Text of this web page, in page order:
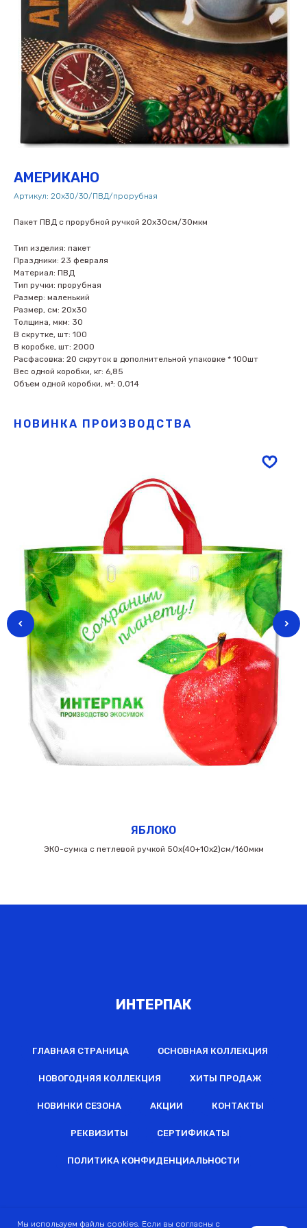
АМЕРИКАНО
Артикул: 20х30/30/ПВД/прорубная
Пакет ПВД с прорубной ручкой 20х30см/30мкм
Тип изделия: пакет
Праздники: 23 февраля
Материал: ПВД
Тип ручки: прорубная
Размер: маленький
Размер, см: 20х30
Толщина, мкм: 30
В скрутке, шт: 100
В коробке, шт: 2000
Расфасовка: 20 скруток в дополнительной упаковке * 100шт
Вес одной коробки, кг: 6,85
Объем одной коробки, м³: 0,014
НОВИНКА ПРОИЗВОДСТВА
ЯБЛОКО
ЭКО-сумка с петлевой ручкой 50х(40+10х2)см/160мкм
ИНТЕРПАК
ГЛАВНАЯ СТРАНИЦА ОСНОВНАЯ КОЛЛЕКЦИЯ
НОВОГОДНЯЯ КОЛЛЕКЦИЯ ХИТЫ ПРОДАЖ
НОВИНКИ СЕЗОНА АКЦИИ КОНТАКТЫ
РЕКВИЗИТЫ СЕРТИФИКАТЫ
ПОЛИТИКА КОНФИДЕНЦИАЛЬНОСТИ
Мы используем файлы cookies. Если вы согласны с